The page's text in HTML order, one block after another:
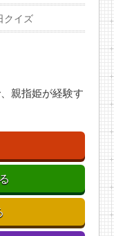
クイズ
親指姫が経験す